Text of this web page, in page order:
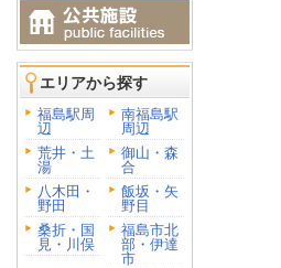
エリアから探す
福島駅周
辺
南福島駅
周辺
荒井・土
湯
御山・森
合
八木田・
野田
飯坂・矢
野目
桑折・国
見・川俣
福島市北
部・伊達
市